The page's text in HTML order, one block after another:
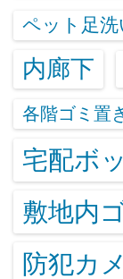
ペット足洗
内廊下
各階ゴミ置
宅配ボ
敷地内
防犯カ